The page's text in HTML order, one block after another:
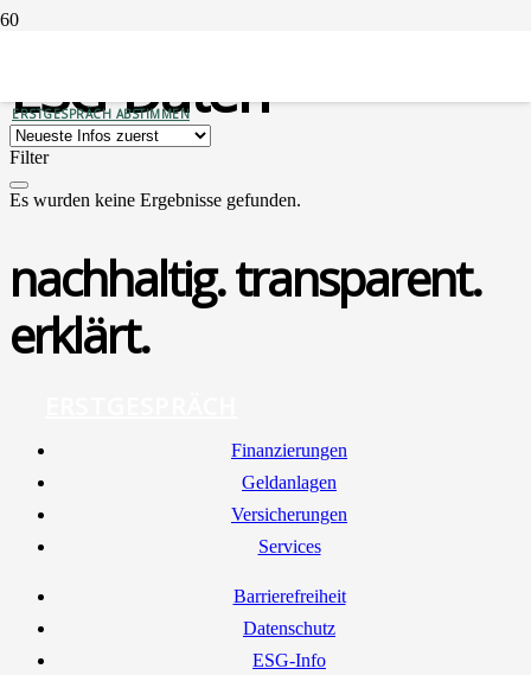
ERSTGESPRÄCH ABSTIMMEN
ESG-Daten
Filter
Es wurden keine Ergebnisse gefunden.
nachhaltig. transparent.
erklärt.
Finan­zie­run­gen
Geld­an­la­gen
Ver­si­che­run­gen
Ser­vices
Bar­rie­re­frei­heit
Daten­schutz
ESG-Info